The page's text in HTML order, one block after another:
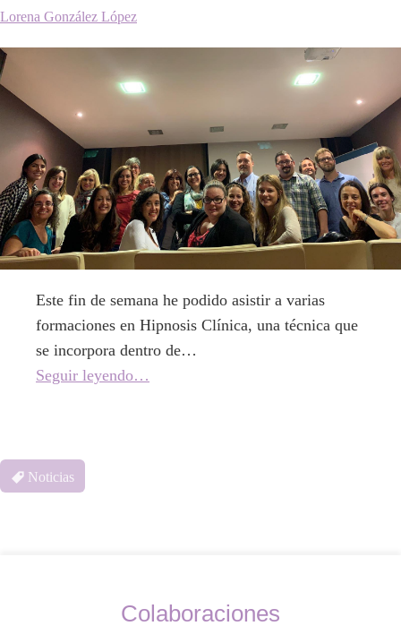
Lorena González López
Este fin de semana he podido asistir a varias
formaciones en Hipnosis Clínica, una técnica que
se incorpora dentro de…
Seguir leyendo…
Noticias
Colaboraciones